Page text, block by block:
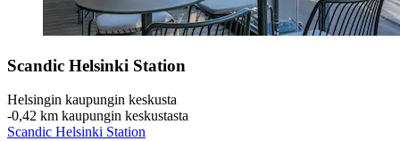
Scandic Helsinki Station
Helsingin kaupungin keskusta
‐0,42 km kaupungin keskustasta
Scandic Helsinki Station